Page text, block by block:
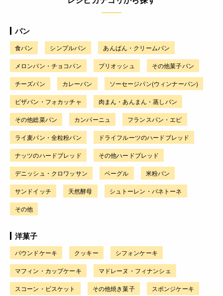
パン
食パン シンプルパン あんぱん・クリームパン
メロンパン・チョコパン ブリオッシュ その他菓子パン
チーズパン カレーパン ソーセージパン(ウィンナーパン)
ピザパン・フォカッチャ 肉まん・あんまん・蒸しパン
その他総菜パン カンパーニュ フランスパン・エピ
ライ麦パン・全粒粉パン ドライフルーツのハードブレッド
ナッツのハードブレッド その他ハードブレッド
デニッシュ・クロワッサン ベーグル 米粉パン
サンドイッチ 天然酵母 シュトーレン・パネトーネ
その他
洋菓子
パウンドケーキ クッキー シフォンケーキ
マフィン・カップケーキ マドレーヌ・フィナンシェ
スコーン・ビスケット その他焼き菓子 スポンジケーキ